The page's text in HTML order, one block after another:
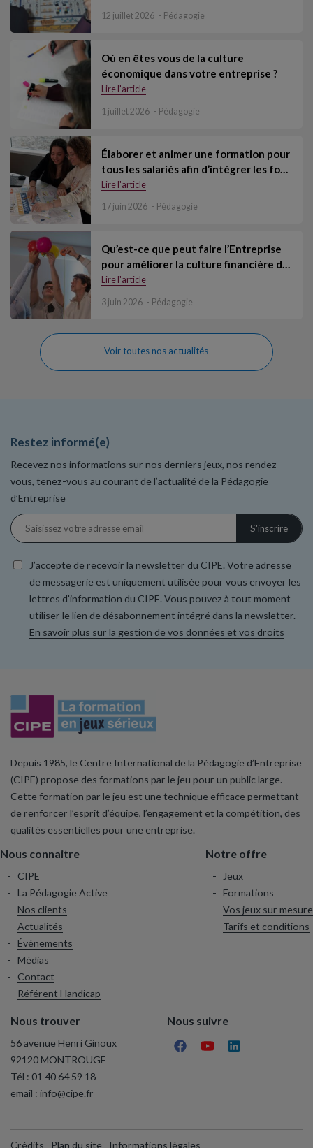
12 juillet 2026 Pédagogie
Où en êtes vous de la culture
économique dans votre entreprise ?
Lire l'article
1 juillet 2026 Pédagogie
Élaborer et animer une formation pour
tous les salariés afin d’intégrer les fo…
Lire l'article
17 juin 2026 Pédagogie
Qu’est-ce que peut faire l’Entreprise
pour améliorer la culture financière d…
Lire l'article
3 juin 2026 Pédagogie
Voir toutes nos actualités
Restez informé(e)
Recevez nos informations sur nos derniers jeux, nos rendez-
vous, tenez-vous au courant de l’actualité de la Pédagogie
d’Entreprise
J’accepte de recevoir la newsletter du CIPE. Votre adresse
de messagerie est uniquement utilisée pour vous envoyer les
lettres d'information du CIPE. Vous pouvez à tout moment
utiliser le lien de désabonnement intégré dans la newsletter.
En savoir plus sur la gestion de vos données et vos droits
Depuis 1985, le Centre International de la Pédagogie d’Entreprise
(CIPE) propose des formations par le jeu pour un public large.
Cette formation par le jeu est une technique efficace permettant
de renforcer l’esprit d’équipe, l’engagement et la compétition, des
qualités essentielles pour une entreprise.
Nous connaitre
CIPE
La Pédagogie Active
Nos clients
Actualités
Événements
Médias
Contact
Référent Handicap
Notre offre
Jeux
Formations
Vos jeux sur mesure
Tarifs et conditions
Nous trouver
56 avenue Henri Ginoux
92120 MONTROUGE
Tél : 01 40 64 59 18
email : info@cipe.fr
Nous suivre
Crédits Plan du site Informations légales